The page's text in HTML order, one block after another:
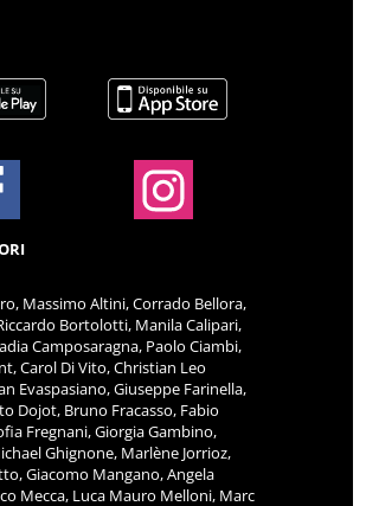
Massimo Altini, Corrado Bellora,
Bortolotti, Manila Calipari,
Camposaragna, Paolo Ciambi,
Carol Di Vito, Christian Leo
Evaspasiano, Giuseppe Farinella,
Dojot, Bruno Fracasso, Fabio
Fregnani, Giorgia Gambino,
Ghignone, Marlène Jorrioz,
Giacomo Mangano, Angela
Mecca, Luca Mauro Melloni, Marc